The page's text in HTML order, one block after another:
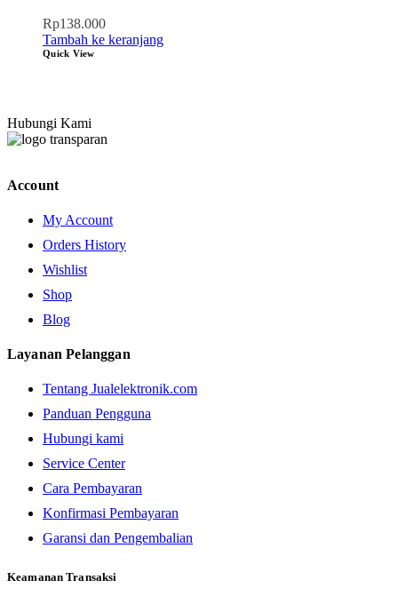
Rp138.000
Tambah ke keranjang
Quick View
Hubungi Kami
Account
My Account
Orders History
Wishlist
Shop
Blog
Layanan Pelanggan
Tentang Jualelektronik.com
Panduan Pengguna
Hubungi kami
Service Center
Cara Pembayaran
Konfirmasi Pembayaran
Garansi dan Pengembalian
Keamanan Transaksi